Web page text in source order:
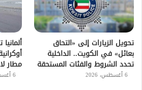
تحويل الزيارات إلى «التحاق
بعائل» في الكويت.. الداخلية
تحدد الشروط والفئات المستحقة
6 أغسطس، 2026
مطار
6 أغسطس، 2026